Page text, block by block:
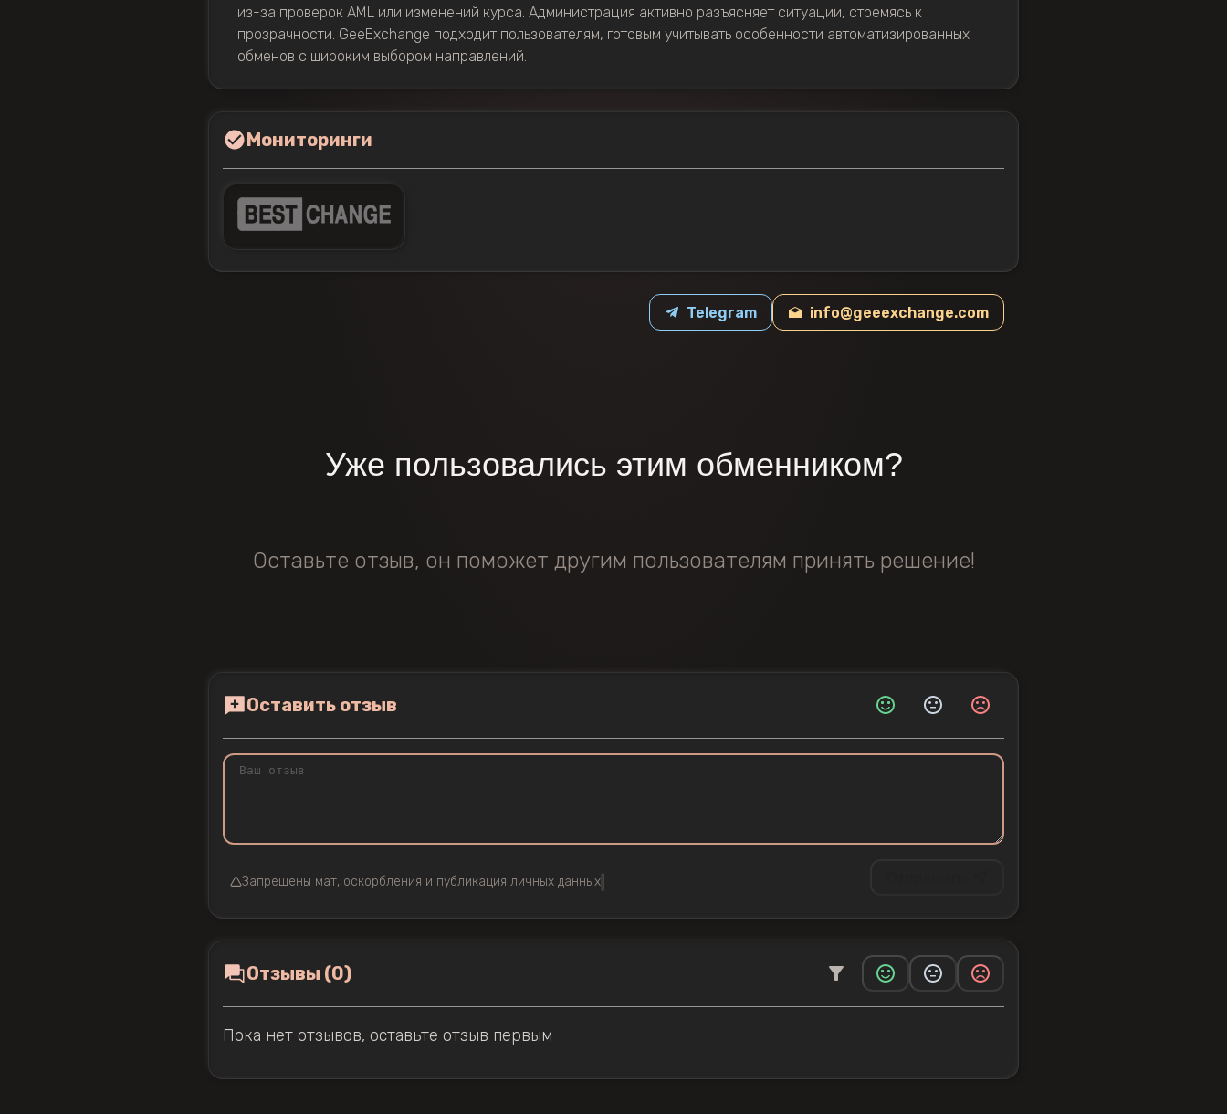
из-за проверок AML или изменений курса. Администрация активно разъясняет ситуации, стремясь к
прозрачности. GeeExchange подходит пользователям, готовым учитывать особенности автоматизированных
обменов с широким выбором направлений.
Мониторинги
Telegram info@geeexchange.com
Уже пользовались этим обменником?
Оставьте отзыв, он поможет другим пользователям принять решение!
Оставить отзыв
Запрещены мат, оскорбления и публикация личных данных
Отзывы (0)
Пока нет отзывов, оставьте отзыв первым